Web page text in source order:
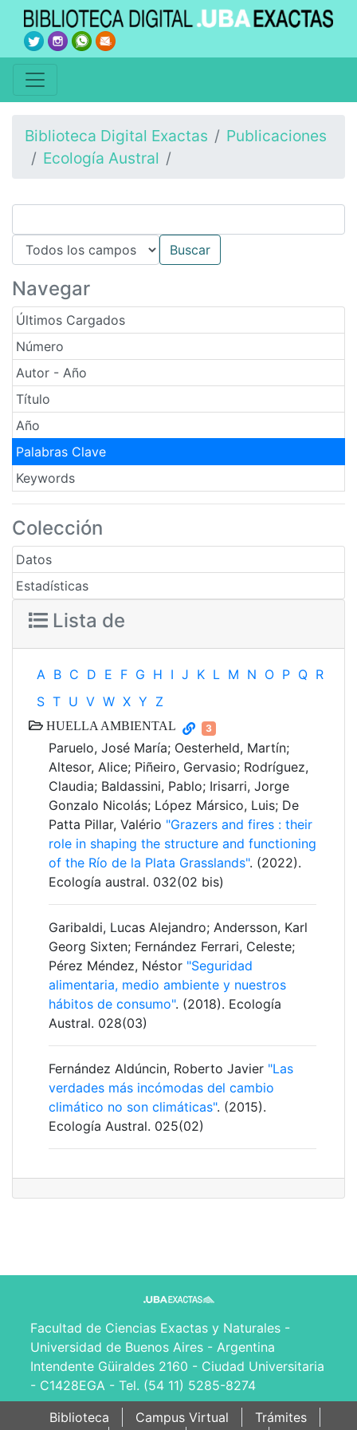
Biblioteca Digital Exactas
Publicaciones
Ecología Austral
Navegar
Últimos Cargados
Número
Autor - Año
Título
Año
Palabras Clave
Keywords
Colección
Datos
Estadísticas
Lista de
A B C D E F G H I J K L M N O P Q R
S T U V W X Y Z
HUELLA AMBIENTAL 3
Paruelo, José María; Oesterheld, Martín;
Altesor, Alice; Piñeiro, Gervasio; Rodríguez,
Claudia; Baldassini, Pablo; Irisarri, Jorge
Gonzalo Nicolás; López Mársico, Luis; De
Patta Pillar, Valério "Grazers and fires : their
role in shaping the structure and functioning
of the Río de la Plata Grasslands". (2022).
Ecología austral. 032(02 bis)
Garibaldi, Lucas Alejandro; Andersson, Karl
Georg Sixten; Fernández Ferrari, Celeste;
Pérez Méndez, Néstor "Seguridad
alimentaria, medio ambiente y nuestros
hábitos de consumo". (2018). Ecología
Austral. 028(03)
Fernández Aldúncin, Roberto Javier "Las
verdades más incómodas del cambio
climático no son climáticas". (2015).
Ecología Austral. 025(02)
Facultad de Ciencias Exactas y Naturales -
Universidad de Buenos Aires - Argentina
Intendente Güiraldes 2160 - Ciudad Universitaria
- C1428EGA - Tel. (54 11) 5285-8274
Biblioteca
Campus Virtual
Trámites